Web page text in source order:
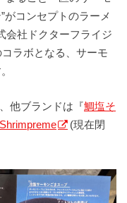
がコンセプトのラーメ
会社ドクターフライジ
ラボとなる、サーモ
他ブランドは『鯛塩そ
Shrimpreme
(現在閉